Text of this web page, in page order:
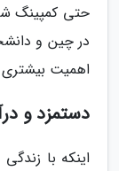
حتی کمپینگ
در چین و
اهمیت بیشتری
دستمزد و
اینکه با